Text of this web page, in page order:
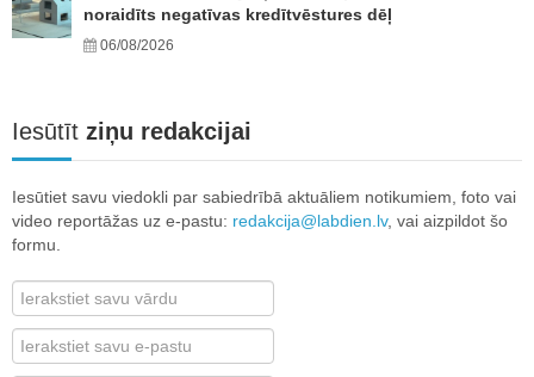
noraidīts negatīvas kredītvēstures dēļ
06/08/2026
Iesūtīt ziņu redakcijai
Iesūtiet savu viedokli par sabiedrībā aktuāliem notikumiem, foto vai
video reportāžas uz e-pastu: redakcija@labdien.lv, vai aizpildot šo
formu.